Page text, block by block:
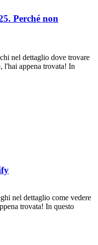
Perché non
nel dettaglio dove trovare
l'hai appena trovata! In
nel dettaglio come vedere
trovata! In questo